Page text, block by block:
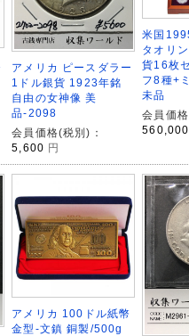
アメリカ ピースダラー
1ドル銀貨 1923年銘
自由の女神像 美
品-2098
会員価格(税別)：
5,600 円
米国
タオリ
貨16枚
フ8種+
未品
会員価
560,000
アメリカ 100ドル紙幣
金型-文鎮 銅製/500g